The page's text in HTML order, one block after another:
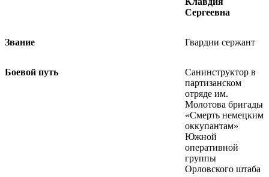
Сергеевна
Звание Гвардии сержант
Боевой путь
Санинструктор в
партизанском
отряде им.
Молотова бригады
«Смерть немецким
оккупантам»
Южной
оперативной
группы
Орловского штаба